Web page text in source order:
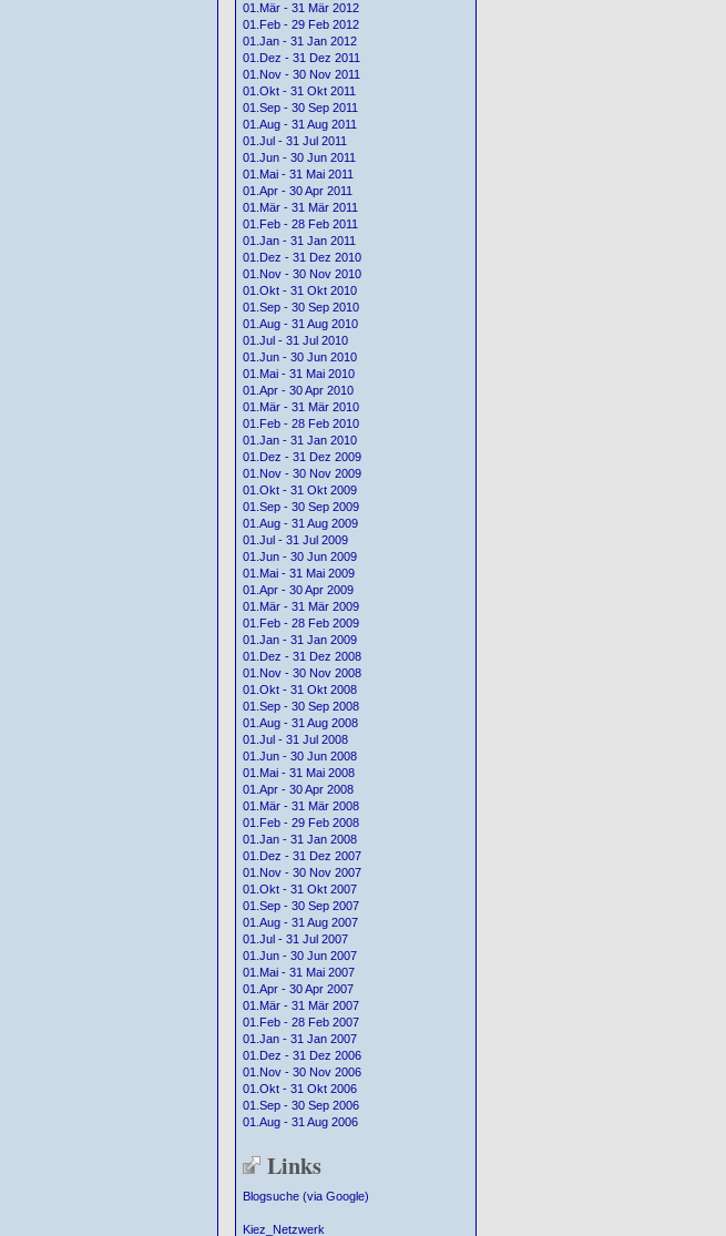
01.Mär - 31 Mär 2012
01.Feb - 29 Feb 2012
01.Jan - 31 Jan 2012
01.Dez - 31 Dez 2011
01.Nov - 30 Nov 2011
01.Okt - 31 Okt 2011
01.Sep - 30 Sep 2011
01.Aug - 31 Aug 2011
01.Jul - 31 Jul 2011
01.Jun - 30 Jun 2011
01.Mai - 31 Mai 2011
01.Apr - 30 Apr 2011
01.Mär - 31 Mär 2011
01.Feb - 28 Feb 2011
01.Jan - 31 Jan 2011
01.Dez - 31 Dez 2010
01.Nov - 30 Nov 2010
01.Okt - 31 Okt 2010
01.Sep - 30 Sep 2010
01.Aug - 31 Aug 2010
01.Jul - 31 Jul 2010
01.Jun - 30 Jun 2010
01.Mai - 31 Mai 2010
01.Apr - 30 Apr 2010
01.Mär - 31 Mär 2010
01.Feb - 28 Feb 2010
01.Jan - 31 Jan 2010
01.Dez - 31 Dez 2009
01.Nov - 30 Nov 2009
01.Okt - 31 Okt 2009
01.Sep - 30 Sep 2009
01.Aug - 31 Aug 2009
01.Jul - 31 Jul 2009
01.Jun - 30 Jun 2009
01.Mai - 31 Mai 2009
01.Apr - 30 Apr 2009
01.Mär - 31 Mär 2009
01.Feb - 28 Feb 2009
01.Jan - 31 Jan 2009
01.Dez - 31 Dez 2008
01.Nov - 30 Nov 2008
01.Okt - 31 Okt 2008
01.Sep - 30 Sep 2008
01.Aug - 31 Aug 2008
01.Jul - 31 Jul 2008
01.Jun - 30 Jun 2008
01.Mai - 31 Mai 2008
01.Apr - 30 Apr 2008
01.Mär - 31 Mär 2008
01.Feb - 29 Feb 2008
01.Jan - 31 Jan 2008
01.Dez - 31 Dez 2007
01.Nov - 30 Nov 2007
01.Okt - 31 Okt 2007
01.Sep - 30 Sep 2007
01.Aug - 31 Aug 2007
01.Jul - 31 Jul 2007
01.Jun - 30 Jun 2007
01.Mai - 31 Mai 2007
01.Apr - 30 Apr 2007
01.Mär - 31 Mär 2007
01.Feb - 28 Feb 2007
01.Jan - 31 Jan 2007
01.Dez - 31 Dez 2006
01.Nov - 30 Nov 2006
01.Okt - 31 Okt 2006
01.Sep - 30 Sep 2006
01.Aug - 31 Aug 2006
Links
Blogsuche (via Google)
Kiez_Netzwerk